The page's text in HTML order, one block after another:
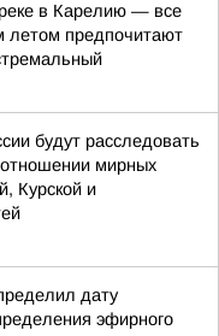
в Карелию — все
летом предпочитают
будут расследовать
мирных
Курской и
дату
эфирного